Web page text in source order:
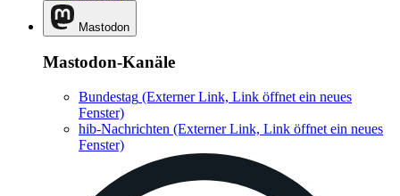
Mastodon
Mastodon-Kanäle
Bundestag (Externer Link, Link öffnet ein neues
Fenster)
hib-Nachrichten (Externer Link, Link öffnet ein neues
Fenster)